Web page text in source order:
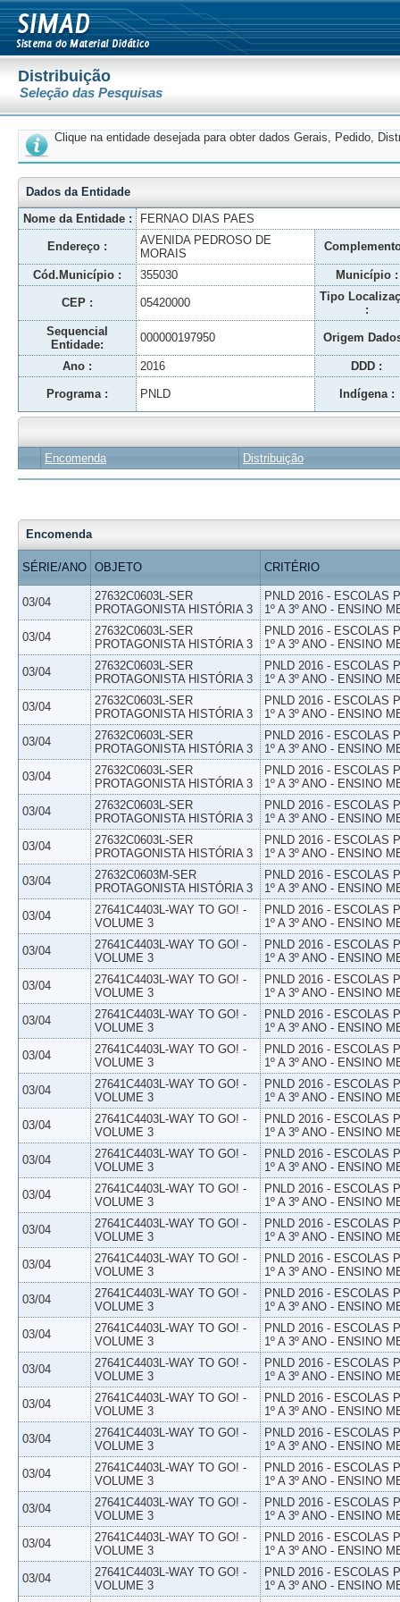
Distribuição
Seleção das Pesquisas
Clique na entidade desejada para obter dados Gerais, Pedido,
Dados da Entidade
Nome da Entidade :
FERNAO DIAS PAES
Endereço :
AVENIDA PEDROSO DE
MORAIS
Cód.Município : 355030 Município :
CEP : 05420000
Tipo
:
Sequencial
Entidade:
000000197950 Origem
Ano : 2016 DDD :
Programa : PNLD Indígena :
Encomenda Distribuição
Encomenda
SÉRIE/ANO OBJETO CRITÉRIO
03/04
27632C0603L-SER
PROTAGONISTA HISTÓRIA 3
PNLD 2016 - ESCOLAS
1º A 3º ANO - ENSINO
03/04
27632C0603L-SER
PROTAGONISTA HISTÓRIA 3
PNLD 2016 - ESCOLAS
1º A 3º ANO - ENSINO
03/04
27632C0603L-SER
PROTAGONISTA HISTÓRIA 3
PNLD 2016 - ESCOLAS
1º A 3º ANO - ENSINO
03/04
27632C0603L-SER
PROTAGONISTA HISTÓRIA 3
PNLD 2016 - ESCOLAS
1º A 3º ANO - ENSINO
03/04
27632C0603L-SER
PROTAGONISTA HISTÓRIA 3
PNLD 2016 - ESCOLAS
1º A 3º ANO - ENSINO
03/04
27632C0603L-SER
PROTAGONISTA HISTÓRIA 3
PNLD 2016 - ESCOLAS
1º A 3º ANO - ENSINO
03/04
27632C0603L-SER
PROTAGONISTA HISTÓRIA 3
PNLD 2016 - ESCOLAS
1º A 3º ANO - ENSINO
03/04
27632C0603L-SER
PROTAGONISTA HISTÓRIA 3
PNLD 2016 - ESCOLAS
1º A 3º ANO - ENSINO
03/04
27632C0603M-SER
PROTAGONISTA HISTÓRIA 3
PNLD 2016 - ESCOLAS
1º A 3º ANO - ENSINO
03/04
27641C4403L-WAY TO GO! -
VOLUME 3
PNLD 2016 - ESCOLAS
1º A 3º ANO - ENSINO
03/04
27641C4403L-WAY TO GO! -
VOLUME 3
PNLD 2016 - ESCOLAS
1º A 3º ANO - ENSINO
03/04
27641C4403L-WAY TO GO! -
VOLUME 3
PNLD 2016 - ESCOLAS
1º A 3º ANO - ENSINO
03/04
27641C4403L-WAY TO GO! -
VOLUME 3
PNLD 2016 - ESCOLAS
1º A 3º ANO - ENSINO
03/04
27641C4403L-WAY TO GO! -
VOLUME 3
PNLD 2016 - ESCOLAS
1º A 3º ANO - ENSINO
03/04
27641C4403L-WAY TO GO! -
VOLUME 3
PNLD 2016 - ESCOLAS
1º A 3º ANO - ENSINO
03/04
27641C4403L-WAY TO GO! -
VOLUME 3
PNLD 2016 - ESCOLAS
1º A 3º ANO - ENSINO
03/04
27641C4403L-WAY TO GO! -
VOLUME 3
PNLD 2016 - ESCOLAS
1º A 3º ANO - ENSINO
03/04
27641C4403L-WAY TO GO! -
VOLUME 3
PNLD 2016 - ESCOLAS
1º A 3º ANO - ENSINO
03/04
27641C4403L-WAY TO GO! -
VOLUME 3
PNLD 2016 - ESCOLAS
1º A 3º ANO - ENSINO
03/04
27641C4403L-WAY TO GO! -
VOLUME 3
PNLD 2016 - ESCOLAS
1º A 3º ANO - ENSINO
03/04
27641C4403L-WAY TO GO! -
VOLUME 3
PNLD 2016 - ESCOLAS
1º A 3º ANO - ENSINO
03/04
27641C4403L-WAY TO GO! -
VOLUME 3
PNLD 2016 - ESCOLAS
1º A 3º ANO - ENSINO
03/04
27641C4403L-WAY TO GO! -
VOLUME 3
PNLD 2016 - ESCOLAS
1º A 3º ANO - ENSINO
03/04
27641C4403L-WAY TO GO! -
VOLUME 3
PNLD 2016 - ESCOLAS
1º A 3º ANO - ENSINO
03/04
27641C4403L-WAY TO GO! -
VOLUME 3
PNLD 2016 - ESCOLAS
1º A 3º ANO - ENSINO
03/04
27641C4403L-WAY TO GO! -
VOLUME 3
PNLD 2016 - ESCOLAS
1º A 3º ANO - ENSINO
03/04
27641C4403L-WAY TO GO! -
VOLUME 3
PNLD 2016 - ESCOLAS
1º A 3º ANO - ENSINO
03/04
27641C4403L-WAY TO GO! -
VOLUME 3
PNLD 2016 - ESCOLAS
1º A 3º ANO - ENSINO
03/04
27641C4403L-WAY TO GO! -
VOLUME 3
PNLD 2016 - ESCOLAS
1º A 3º ANO - ENSINO